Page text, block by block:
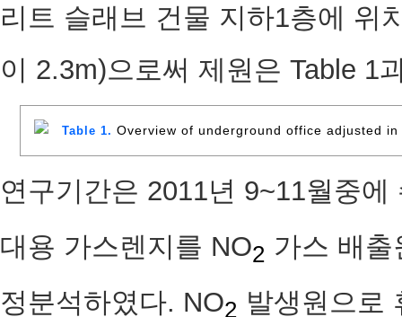
리트 슬래브 건물 지하1층에 위
이 2.3m)으로써 제원은 Table 1
Table 1. Overview of underground office adjusted
연구기간은 2011년 9~11월중
대용 가스렌지를 NO2 가스 배
정분석하였다. NO2 발생원으로